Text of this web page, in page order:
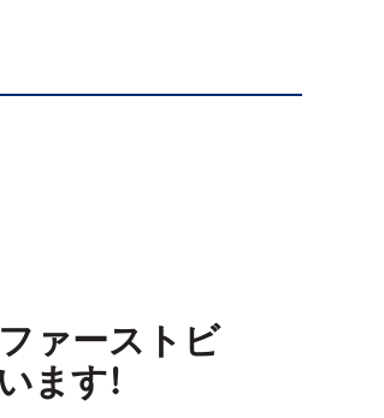
ァーストビ
ます!